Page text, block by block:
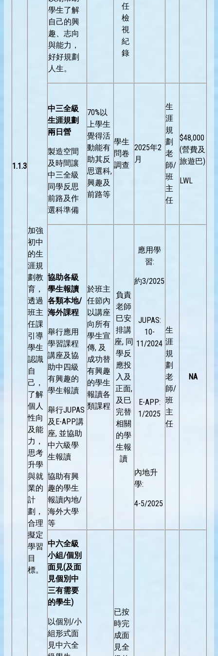
1.1.3
加強
初中
的生
涯規
劃教
育，
透過
班主
任課
引導
學生
認識
自
己，
了解
個人
性向
及能
力，
思考
升學
與就
業的
計
劃，
合理
擬定
學習
目
標。
學生了解
自己的興
趣、志向
與能力，
好好規劃
人生。
任
檢
視
紀
錄
中三全級
生涯規劃
兩日營
製造空間
及時間讓
中三全級
同學反思
前路及作
選科準備
70%以
上學生
覺得活
動能有
助其反
思選科,
興趣及
前路等
學生
問卷
調查
2025年2
月
生
涯
規
劃
老
師/
班
主
任
$48,000
(營費及
旅遊巴)
LWL
協助各級
學生報讀
各類本地/
海外課程
舉行應用
學習課程
講座及協
助中四級
有興趣的
學生報讀
舉行JUPAS
及E-APP講
座, 並協助
中六級學
生報讀
協助有興
趣的學生
報讀內地/
海外大學
等
於班主
任節內
以講座
向所有
學生宣
傳, 及
成功替
有興趣
的學生
報讀各
類課程
負責
老師
巳安
排講
座, 同
學反
應投
入及
正面,
及巳
完替
相關
的學
生報
讀
應用學
習:
約3/2025
JUPAS:
10-
11/2024
E-APP:
1/2025
內地升
學:
4-5/2025
生
涯
規
劃
老
師/
班
主
任
NA
中六全級
小組/個別
面見(及面
見個別中
三有需要
的學生)
以個別/小
組形式面
見中六全
已按
時完
成面
見全